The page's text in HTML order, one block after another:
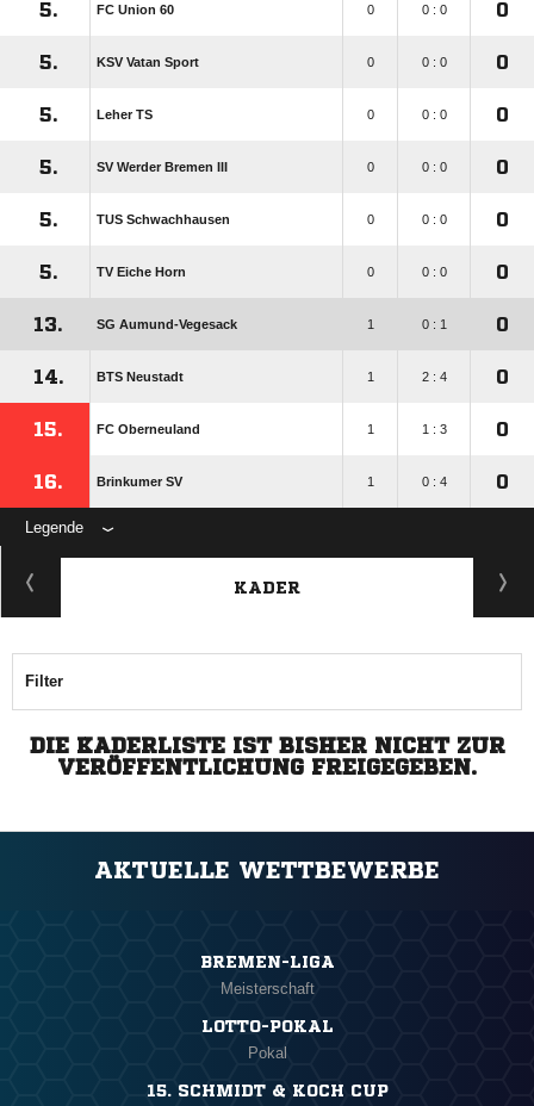
5. FC Union 60 0 0 : 0 0
5. KSV Vatan Sport 0 0 : 0 0
5. Leher TS 0 0 : 0 0
5. SV Werder Bremen III 0 0 : 0 0
5. TUS Schwachhausen 0 0 : 0 0
5. TV Eiche Horn 0 0 : 0 0
13. SG Aumund-Vegesack 1 0 : 1 0
14. BTS Neustadt 1 2 : 4 0
15. FC Oberneuland 1 1 : 3 0
16. Brinkumer SV 1 0 : 4 0
Legende
KADER
Filter
DIE KADERLISTE IST BISHER NICHT ZUR
VERÖFFENTLICHUNG FREIGEGEBEN.
AKTUELLE WETTBEWERBE
BREMEN-LIGA
Meisterschaft
LOTTO-POKAL
Pokal
15. SCHMIDT & KOCH CUP